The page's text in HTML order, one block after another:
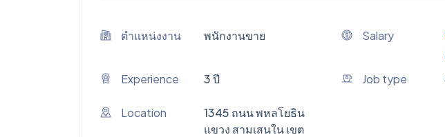
ตำแหน่งงาน พนักงานขาย Salary
Experience
3 ปี Job type
Location
1345 ถนน พหลโยธิน
แขวง สามเสนใน เขต